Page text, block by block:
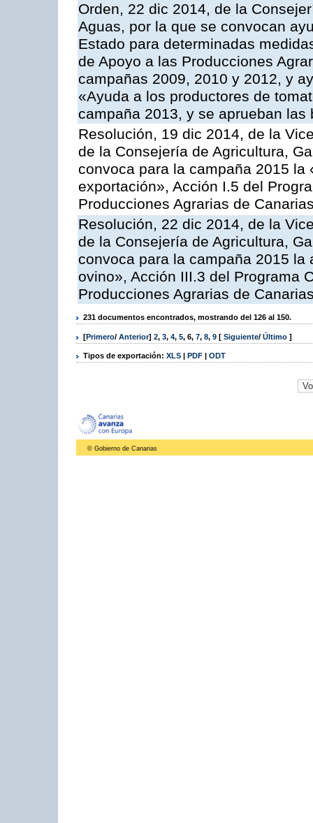
Orden, 22 dic 2014, de la
Aguas, por la que se convocan
Estado para determinadas
de Apoyo a las Producciones
campañas 2009, 2010 y 2012, y
«Ayuda a los productores de
campaña 2013, y se aprueban
Resolución, 19 dic 2014, de la
de la Consejería de Agricultura,
convoca para la campaña 2015
exportación», Acción I.5 del
Producciones Agrarias de
Resolución, 22 dic 2014, de la
de la Consejería de Agricultura,
convoca para la campaña 2015
ovino», Acción III.3 del Programa
Producciones Agrarias de
231 documentos encontrados, mostrando del 126 al 150.
[Primero/ Anterior] 2, 3, 4, 5, 6, 7, 8, 9 [ Siguiente/ Último ]
Tipos de exportación: XLS | PDF | ODT
© Gobierno de Canarias